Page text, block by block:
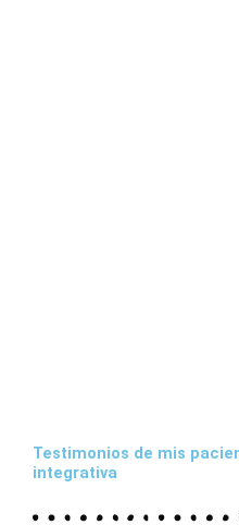
Testimonios de mis
integrativa